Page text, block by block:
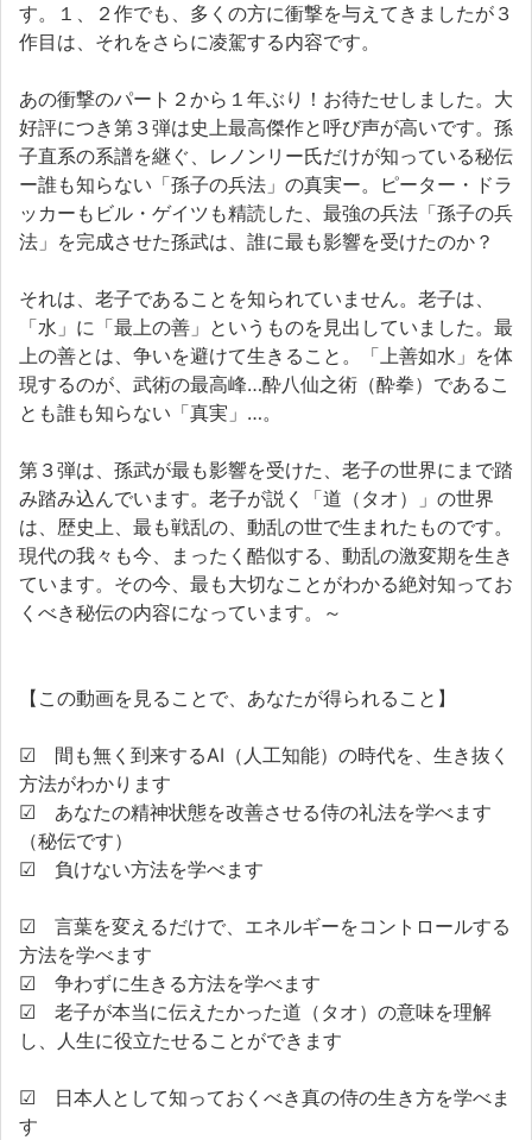
す。１、２作でも、多くの方に衝撃を与えてきましたが３
作目は、それをさらに凌駕する内容です。
あの衝撃のパート２から１年ぶり！お待たせしました。大
好評につき第３弾は史上最高傑作と呼び声が高いです。孫
子直系の系譜を継ぐ、レノンリー氏だけが知っている秘伝
ー誰も知らない「孫子の兵法」の真実ー。ピーター・ドラ
ッカーもビル・ゲイツも精読した、最強の兵法「孫子の兵
法」を完成させた孫武は、誰に最も影響を受けたのか？
それは、老子であることを知られていません。老子は、
「水」に「最上の善」というものを見出していました。最
上の善とは、争いを避けて生きること。「上善如水」を体
現するのが、武術の最高峰…酔八仙之術（酔拳）であるこ
とも誰も知らない「真実」…。
第３弾は、孫武が最も影響を受けた、老子の世界にまで踏
み踏み込んでいます。老子が説く「道（タオ）」の世界
は、歴史上、最も戦乱の、動乱の世で生まれたものです。
現代の我々も今、まったく酷似する、動乱の激変期を生き
ています。その今、最も大切なことがわかる絶対知ってお
くべき秘伝の内容になっています。～
【この動画を見ることで、あなたが得られること】
☑ 間も無く到来するAI（人工知能）の時代を、生き抜く
方法がわかります
☑ あなたの精神状態を改善させる侍の礼法を学べます
（秘伝です）
☑ 負けない方法を学べます
☑ 言葉を変えるだけで、エネルギーをコントロールする
方法を学べます
☑ 争わずに生きる方法を学べます
☑ 老子が本当に伝えたかった道（タオ）の意味を理解
し、人生に役立たせることができます
☑ 日本人として知っておくべき真の侍の生き方を学べま
す